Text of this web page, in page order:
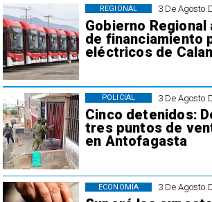
3 De Agosto
Gobierno Regional
de financiamiento
eléctricos de
REGIONAL
3 De Agosto
Cinco detenidos:
tres puntos de
en Antofagasta
POLICIAL
3 De Agosto
ECONOMÍA